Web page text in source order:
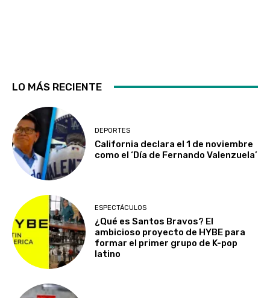
LO MÁS RECIENTE
DEPORTES
California declara el 1 de noviembre
como el ‘Día de Fernando Valenzuela’
ESPECTÁCULOS
¿Qué es Santos Bravos? El
ambicioso proyecto de HYBE para
formar el primer grupo de K-pop
latino